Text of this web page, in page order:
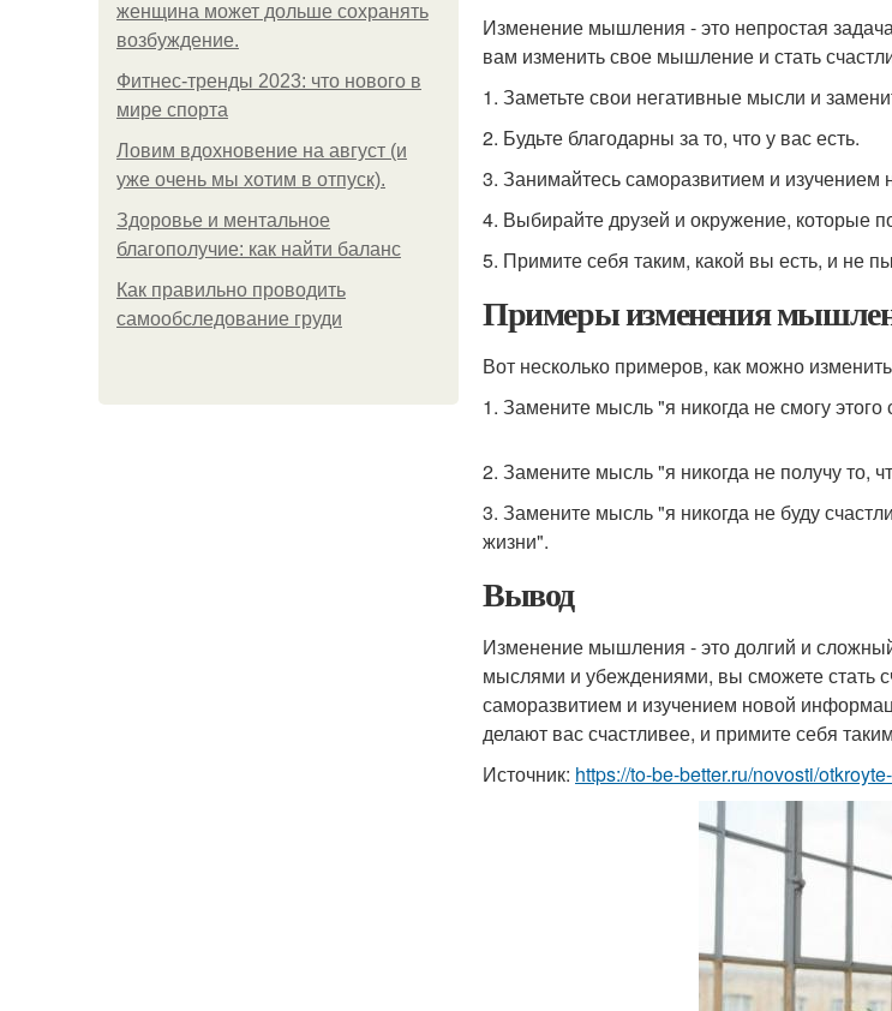
женщина может дольше сохранять
возбуждение.
Фитнес-тренды 2023: что нового в
мире спорта
Ловим вдохновение на август (и
уже очень мы хотим в отпуск).
Здоровье и ментальное
благополучие: как найти баланс
Как правильно проводить
самообследование груди
Изменение мышления - это непростая
вам изменить свое мышление и стать
1. Заметьте свои негативные мысли и
2. Будьте благодарны за то, что у вас есть.
3. Занимайтесь саморазвитием и
4. Выбирайте друзей и окружение, которые
5. Примите себя таким, какой вы есть, и не
Примеры изменения
Вот несколько примеров, как можно
1. Замените мысль "я никогда не смогу
2. Замените мысль "я никогда не получу то,
3. Замените мысль "я никогда не буду
жизни".
Вывод
Изменение мышления - это долгий и
мыслями и убеждениями, вы сможете стать
саморазвитием и изучением новой
делают вас счастливее, и примите себя
Источник: https://to-be-better.ru/novosti/